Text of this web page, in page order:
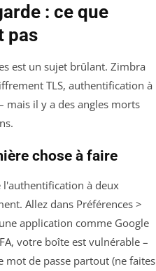
: ce que
pas
est un sujet brûlant. Zimbra
TLS, authentification à
mais il y a des angles morts
chose à faire
à deux
Allez dans Préférences >
application comme Google
votre boîte est vulnérable –
de passe partout (ne faites